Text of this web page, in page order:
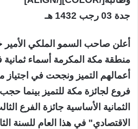
جدة 03 رجب 1432 هـ
أعلن صاحب السمو الملكي الأمير
منطقة مكة المكرمة أسماء
أعمالهم التميز ونجحت في اجتياز
فروع لجائزة مكة للتميز بينما
الثمانية الأساسية جائزة الفرع
الاقتصادي" في هذا العام للسنة